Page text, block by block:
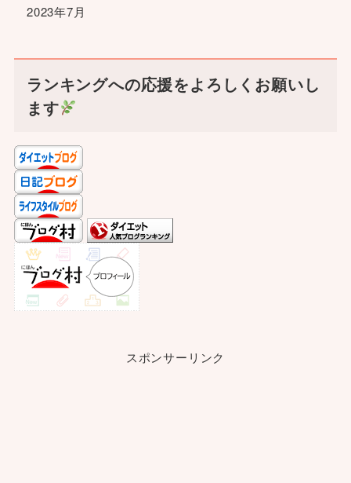
2023年7月
ランキングへの応援をよろしくお願いし
ます
スポンサーリンク